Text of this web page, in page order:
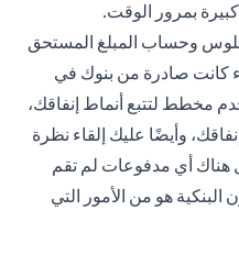
بمرور الوقت.
وحساب المبلغ المستحق
كانت صادرة من بنوك في
مخطط لتتبع أنماط إنفاقك،
وأيضًا عليك إلقاء نظرة
أي مدفوعات لم تقم
هو من الأمور التي